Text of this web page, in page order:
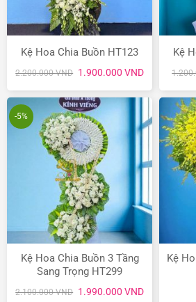
Kệ Hoa Chia Buồn HT123
2.200.000VND Giá
là:
2.200.000 VND.
1.900.000 VNDGiá
tại
là:
1.900.000
Kệ
-5%
Kệ Hoa Chia Buồn 3 Tầng
Sang Trọng HT299
2.100.000VND Giá
1.990.000 VNDGiá
Kệ